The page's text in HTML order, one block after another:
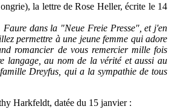
la lettre de Rose Heller, écrite le 14
dans la "Neue Freie Presse", et j'en
permettre à une jeune femme qui adore
romancier de vous remercier mille fois
langage, au nom de la vérité et aussi au
Dreyfus, qui a la sympathie de tous
Harkfeldt, datée du 15 janvier :